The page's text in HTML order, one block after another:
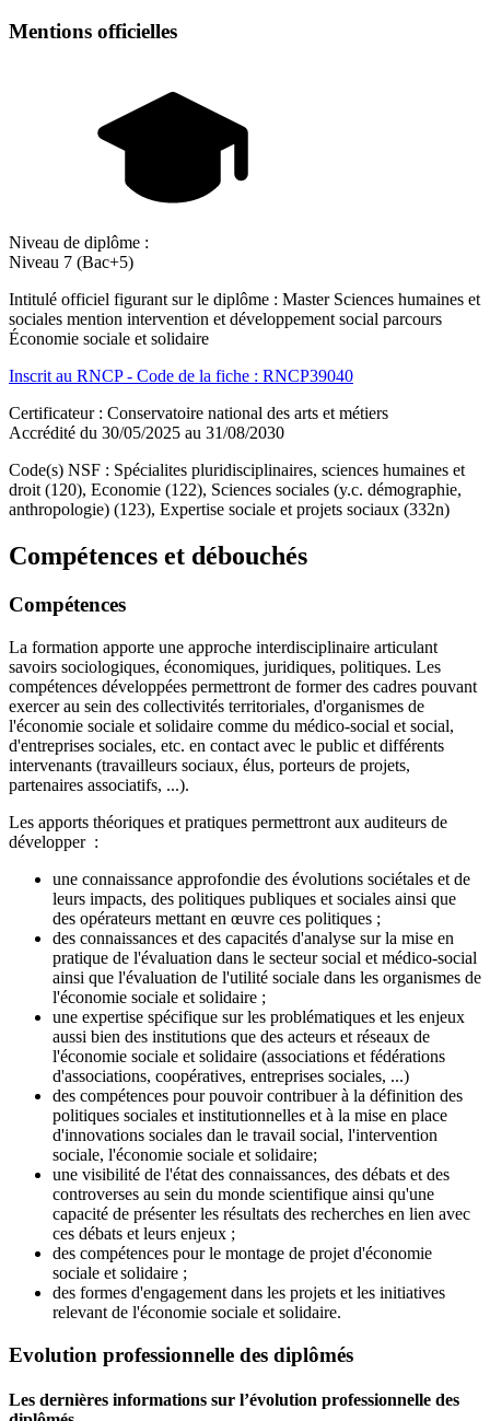
Mentions officielles
Niveau de diplôme :
Niveau 7 (Bac+5)
Intitulé officiel figurant sur le diplôme : Master Sciences humaines et
sociales mention intervention et développement social parcours
Économie sociale et solidaire
Inscrit au RNCP - Code de la fiche : RNCP39040
Certificateur : Conservatoire national des arts et métiers
Accrédité du 30/05/2025 au 31/08/2030
Code(s) NSF : Spécialites pluridisciplinaires, sciences humaines et
droit (120), Economie (122), Sciences sociales (y.c. démographie,
anthropologie) (123), Expertise sociale et projets sociaux (332n)
Compétences et débouchés
Compétences
La formation apporte une approche interdisciplinaire articulant
savoirs sociologiques, économiques, juridiques, politiques. Les
compétences développées permettront de former des cadres pouvant
exercer au sein des collectivités territoriales, d'organismes de
l'économie sociale et solidaire comme du médico-social et social,
d'entreprises sociales, etc. en contact avec le public et différents
intervenants (travailleurs sociaux, élus, porteurs de projets,
partenaires associatifs, ...).
Les apports théoriques et pratiques permettront aux auditeurs de
développer :
une connaissance approfondie des évolutions sociétales et de
leurs impacts, des politiques publiques et sociales ainsi que
des opérateurs mettant en œuvre ces politiques ;
des connaissances et des capacités d'analyse sur la mise en
pratique de l'évaluation dans le secteur social et médico-social
ainsi que l'évaluation de l'utilité sociale dans les organismes de
l'économie sociale et solidaire ;
une expertise spécifique sur les problématiques et les enjeux
aussi bien des institutions que des acteurs et réseaux de
l'économie sociale et solidaire (associations et fédérations
d'associations, coopératives, entreprises sociales, ...)
des compétences pour pouvoir contribuer à la définition des
politiques sociales et institutionnelles et à la mise en place
d'innovations sociales dan le travail social, l'intervention
sociale, l'économie sociale et solidaire;
une visibilité de l'état des connaissances, des débats et des
controverses au sein du monde scientifique ainsi qu'une
capacité de présenter les résultats des recherches en lien avec
ces débats et leurs enjeux ;
des compétences pour le montage de projet d'économie
sociale et solidaire ;
des formes d'engagement dans les projets et les initiatives
relevant de l'économie sociale et solidaire.
Evolution professionnelle des diplômés
Les dernières informations sur l’évolution professionnelle des